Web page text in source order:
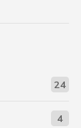
24
4